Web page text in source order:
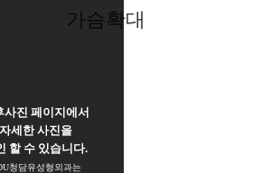
가슴확대
사진 페이지에서
자세한 사진을
할 수 있습니다.
청담유성형외과는